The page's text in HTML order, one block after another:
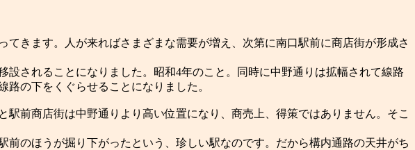
きます。人が来ればさまざまな需要が増え、次第に南口駅前に商店街が形成さ
されることになりました。昭和4年のこと。同時に中野通りは拡幅されて線路
の下をくぐらせることになりました。
前商店街は中野通りより高い位置になり、商売上、得策ではありません。そこ
のほうが掘り下がったという、珍しい駅なのです。だから構内通路の天井がち